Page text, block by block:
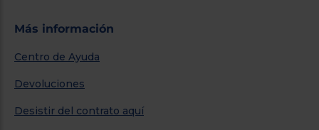
Más información
Centro de Ayuda
Devoluciones
Desistir del contrato aquí